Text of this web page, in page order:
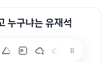
누구냐는 유재석